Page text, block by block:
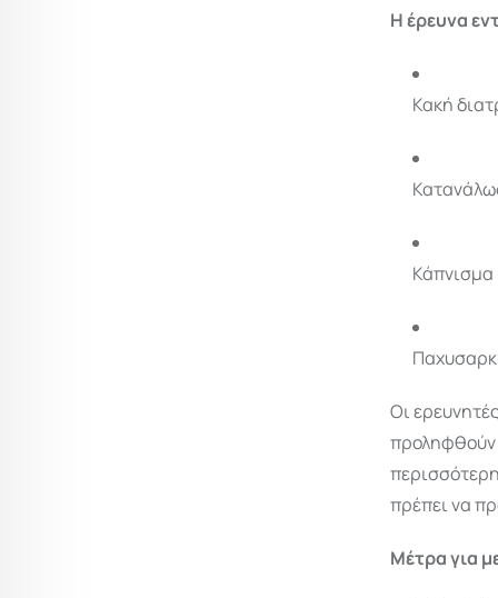
Η έρευνα
Κακή
Κάπνισμα
Οι
προληφθούν
πρέπει να
Μέτρα για